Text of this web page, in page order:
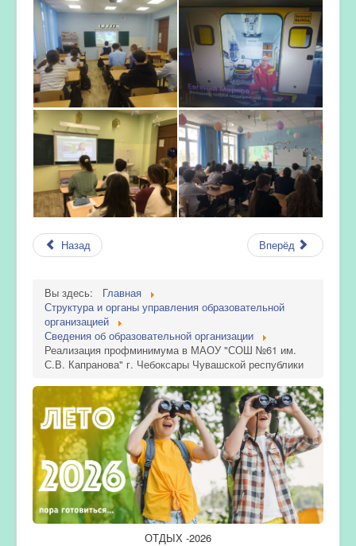
Назад Вперёд
Вы здесь:
Главная
Структура и органы управления образовательной
организацией
Сведения об образовательной организации
Реализация профминимума в МАОУ "СОШ №61 им.
С.В. Капранова" г. Чебоксары Чувашской республики
ОТДЫХ -2026